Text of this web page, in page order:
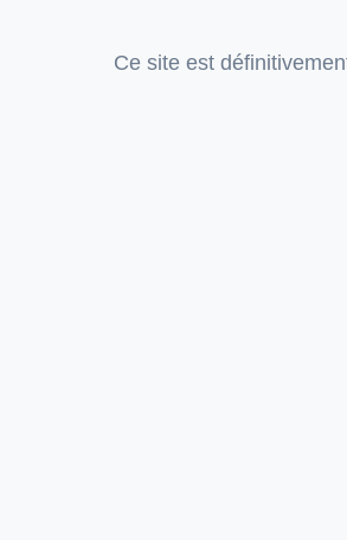
Ce site est